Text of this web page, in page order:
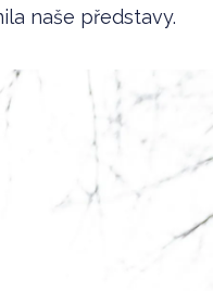
naše představy.